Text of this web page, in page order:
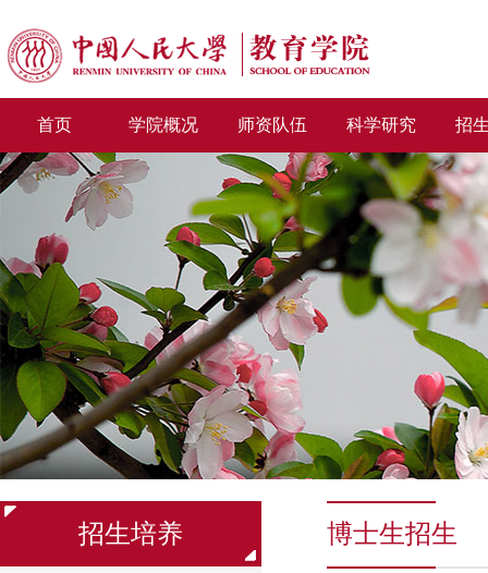
首页 学院概况 师资队伍 科学研究 招
招生培养 博士生招生